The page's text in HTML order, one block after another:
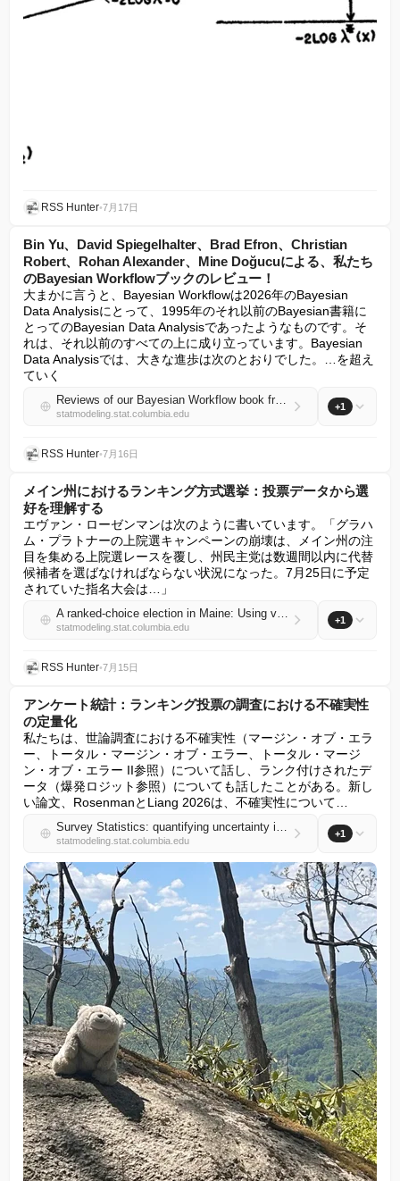
RSS Hunter•7月17日
Bin Yu、David Spiegelhalter、Brad Efron、Christian
Robert、Rohan Alexander、Mine Doğucuによる、私たち
のBayesian Workflowブックのレビュー！
大まかに言うと、Bayesian Workflowは2026年のBayesian
Data Analysisにとって、1995年のそれ以前のBayesian書籍に
とってのBayesian Data Analysisであったようなものです。そ
れは、それ以前のすべての上に成り立っています。Bayesian
Data Analysisでは、大きな進歩は次のとおりでした。…を超え
ていく
Reviews of our Bayesian Workflow book from Bin Yu, David Spiegelhalter, Brad Efron, Christian Robert, Rohan Alexander, and Mine Doğucu!
statmodeling.stat.columbia.edu
+1
RSS Hunter•7月16日
メイン州におけるランキング方式選挙：投票データから選
好を理解する
エヴァン・ローゼンマンは次のように書いています。「グラハ
ム・プラトナーの上院選キャンペーンの崩壊は、メイン州の注
目を集める上院選レースを覆し、州民主党は数週間以内に代替
候補者を選ばなければならない状況になった。7月25日に予定
されていた指名大会は…」
A ranked-choice election in Maine: Using voting data to understand preferences
statmodeling.stat.columbia.edu
+1
RSS Hunter•7月15日
アンケート統計：ランキング投票の調査における不確実性
の定量化
私たちは、世論調査における不確実性（マージン・オブ・エラ
ー、トータル・マージン・オブ・エラー、トータル・マージ
ン・オブ・エラー II参照）について話し、ランク付けされたデ
ータ（爆発ロジット参照）についても話したことがある。新し
い論文、RosenmanとLiang 2026は、不確実性について…
Survey Statistics: quantifying uncertainty in ranked choice voting polls
statmodeling.stat.columbia.edu
+1